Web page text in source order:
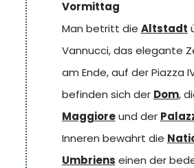
Vormittag
Man betritt die Altstadt
Vannucci, das elegante
am Ende, auf der Piazza
befinden sich der Dom,
Maggioreund der
Inneren bewahrt die
Umbriens einen der